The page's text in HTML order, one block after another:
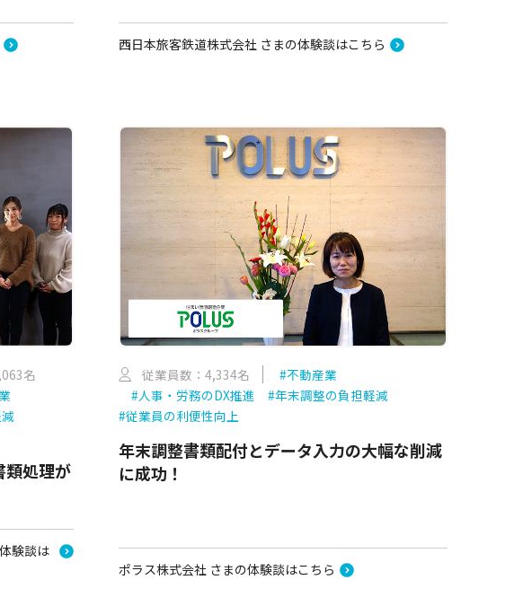
西日本旅客鉄道株式会社 さまの体験談はこちら
名
類処理が
験談は
従業員数：4,334名
#不動産業
#人事・労務のDX推進
#年末調整の負担軽減
#従業員の利便性向上
年末調整書類配付とデータ入力の大幅な削減
に成功！
ポラス株式会社 さまの体験談はこちら